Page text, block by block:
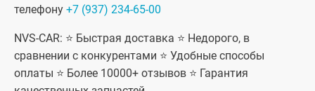
телефону +7 (937) 234-65-00
NVS-CAR: ⭐ Быстрая доставка ⭐ Недорого, в
сравнении с конкурентами ⭐ Удобные способы
оплаты ⭐ Более 10000+ отзывов ⭐ Гарантия